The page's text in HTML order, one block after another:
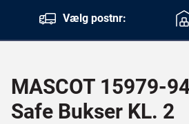
Vælg postnr:
MASCOT 15979-
Safe Bukser KL. 2